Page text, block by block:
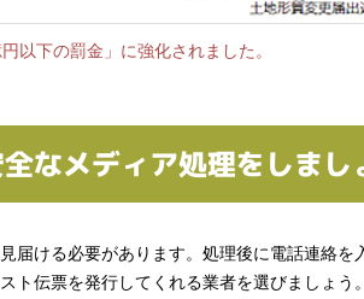
以下の罰金」に強化されました。
なメディア処理をしまし
届ける必要があります。処理後に電話連絡
ト伝票を発行してくれる業者を選びましょう。